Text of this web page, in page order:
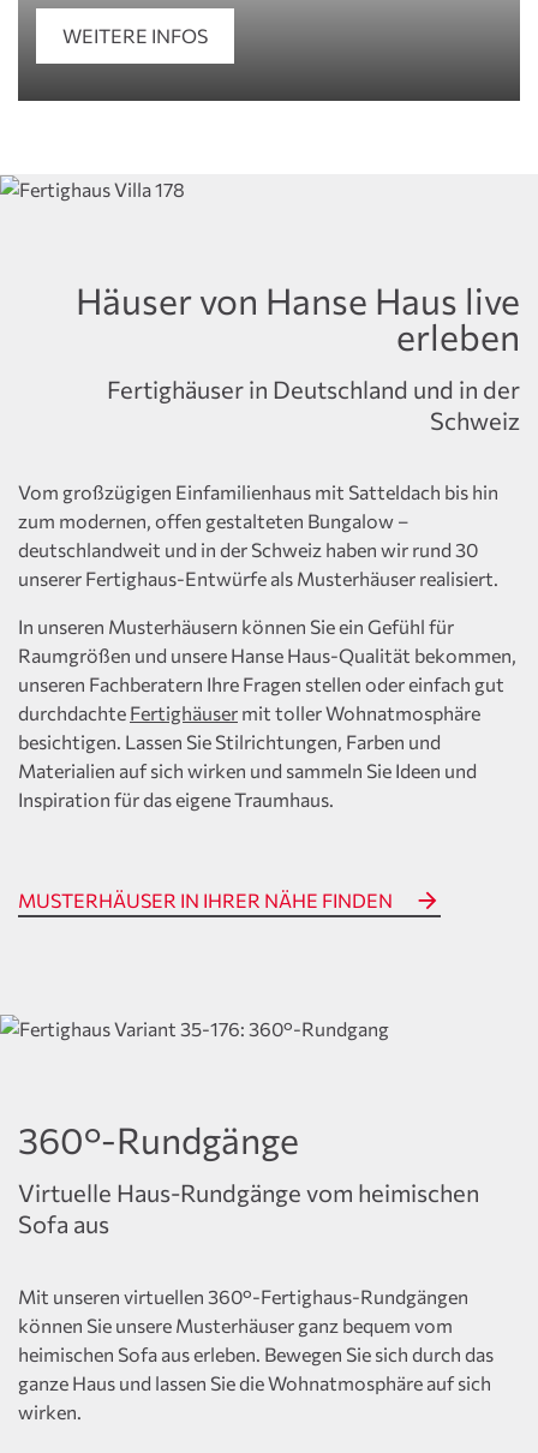
WEITERE INFOS
Fertighäuser in Deutschland und in der
Schweiz
Häuser von Hanse Haus live
erleben
Vom großzügigen Einfamilienhaus mit Satteldach bis hin
zum modernen, offen gestalteten Bungalow –
deutschlandweit und in der Schweiz haben wir rund 30
unserer Fertighaus-Entwürfe als Musterhäuser realisiert.
In unseren Musterhäusern können Sie ein Gefühl für
Raumgrößen und unsere Hanse Haus-Qualität bekommen,
unseren Fachberatern Ihre Fragen stellen oder einfach gut
durchdachte Fertighäuser mit toller Wohnatmosphäre
besichtigen. Lassen Sie Stilrichtungen, Farben und
Materialien auf sich wirken und sammeln Sie Ideen und
Inspiration für das eigene Traumhaus.
MUSTERHÄUSER IN IHRER NÄHE FINDEN
Virtuelle Haus-Rundgänge vom heimischen
Sofa aus
360°-Rundgänge
Mit unseren virtuellen 360°-Fertighaus-Rundgängen
können Sie unsere Musterhäuser ganz bequem vom
heimischen Sofa aus erleben. Bewegen Sie sich durch das
ganze Haus und lassen Sie die Wohnatmosphäre auf sich
wirken.